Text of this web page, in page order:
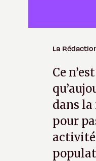
La
Ce
dans
pour
activité